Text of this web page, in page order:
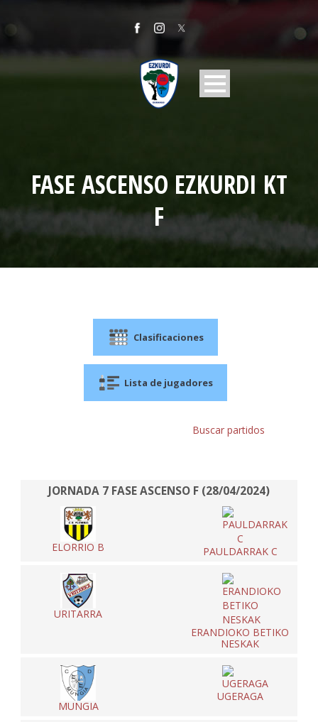
FASE ASCENSO EZKURDI KT
F
Clasificaciones
Lista de jugadores
Buscar partidos
JORNADA 7 FASE ASCENSO F (28/04/2024)
ELORRIO B PAULDARRAK C
URITARRA
ERANDIOKO BETIKO
NESKAK
MUNGIA
UGERAGA